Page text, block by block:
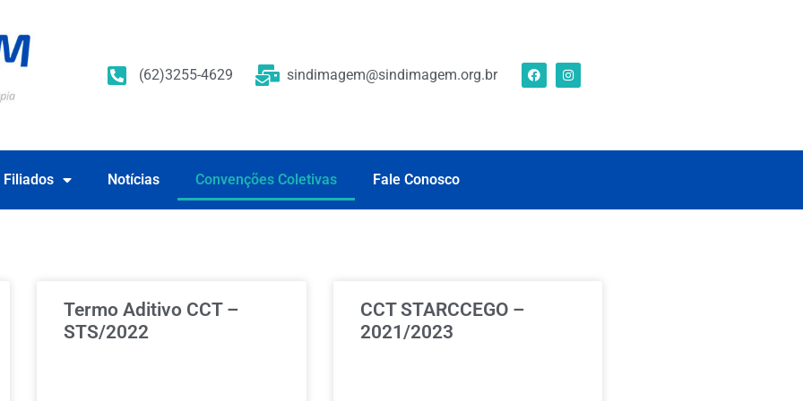
(62)3255-4629 sindimagem@sindimagem.org.br
Filiados Notícias Convenções Coletivas Fale Conosco
Termo Aditivo CCT –
STS/2022
CCT STARCCEGO –
2021/2023